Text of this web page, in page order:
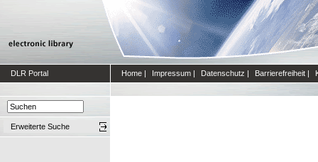
DLR Portal Home | Impressum | Datenschutz | Barrierefreiheit |
Erweiterte Suche